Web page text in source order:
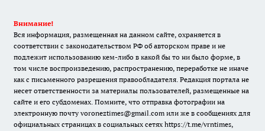
Внимание!
Вся информация, размещенная на данном сайте, охраняется в
соответствии с законодательством РФ об авторском праве и не
подлежит использованию кем-либо в какой бы то ни было форме, в
том числе воспроизведению, распространению, переработке не иначе
как с письменного разрешения правообладателя. Редакция портала не
несет ответственности за материалы пользователей, размещенные на
сайте и его субдоменах. Помните, что отправка фотографии на
электронную почту voroneztimes@gmail.com или же в сообщениях для
официальных страницах в социальных сетях https://t.me/vrntimes,